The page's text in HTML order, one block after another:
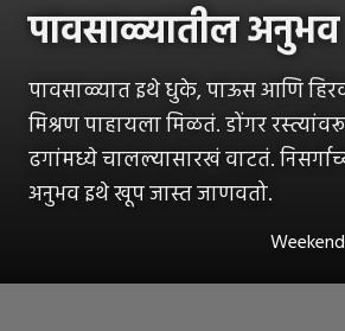
पावसाळ्यातील अनुभव
पावसाळ्यात इथे धुके, पाऊस आणि
मिश्रण पाहायला मिळतं. डोंगर
ढगांमध्ये चालल्यासारखं वाटतं.
अनुभव इथे खूप जास्त जाणवतो.